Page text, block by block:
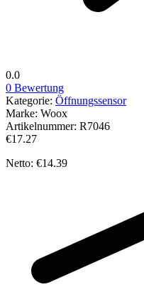
0.0
0 Bewertung
Kategorie: Öffnungssensor
Marke: Woox
Artikelnummer: R7046
€17.27
Netto: €14.39